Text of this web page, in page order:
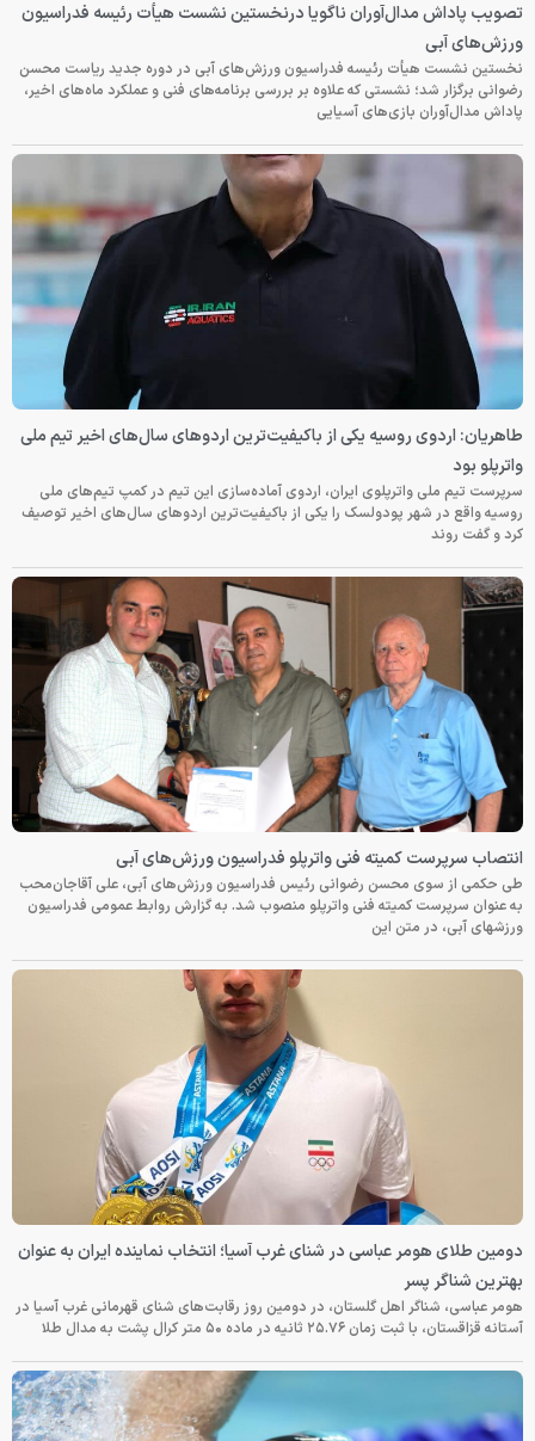
تصویب پاداش مدال‌آوران ناگویا درنخستین نشست هیأت رئیسه فدراسیون
ورزش‌های آبی
نخستین نشست هیأت رئیسه فدراسیون ورزش‌های آبی در دوره جدید ریاست محسن
رضوانی برگزار شد؛ نشستی که علاوه بر بررسی برنامه‌های فنی و عملکرد ماه‌های اخیر،
پاداش مدال‌آوران بازی‌های آسیایی
طاهریان: اردوی روسیه یکی از باکیفیت‌ترین اردوهای سال‌های اخیر تیم ملی
واترپلو بود
سرپرست تیم ملی واترپلوی ایران، اردوی آماده‌سازی این تیم در کمپ تیم‌های ملی
روسیه واقع در شهر پودولسک را یکی از باکیفیت‌ترین اردوهای سال‌های اخیر توصیف
کرد و گفت روند
انتصاب سرپرست کمیته فنی واترپلو فدراسیون ورزش‌های آبی
طی حکمی از سوی محسن رضوانی رئیس فدراسیون ورزش‌های آبی، علی آقاجان‌محب
به عنوان سرپرست کمیته فنی واترپلو منصوب شد. به گزارش روابط عمومی فدراسیون
ورزشهای آبی، در متن این
دومین طلای هومر عباسی در شنای غرب آسیا؛ انتخاب نماینده ایران به عنوان
بهترین شناگر پسر
هومر عباسی، شناگر اهل گلستان، در دومین روز رقابت‌های شنای قهرمانی غرب آسیا در
آستانه قزاقستان، با ثبت زمان ۲۵.۷۶ ثانیه در ماده ۵۰ متر کرال پشت به مدال طلا